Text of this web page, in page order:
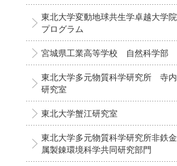
東北大学変動地球共生学卓越大学院
プログラム
宮城県工業高等学校 自然科学部
東北大学多元物質科学研究所 寺内
研究室
東北大学蟹江研究室
東北大学多元物質科学研究所非鉄金
属製錬環境科学共同研究部門